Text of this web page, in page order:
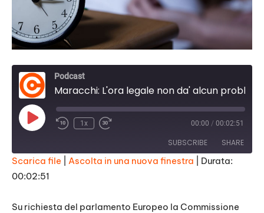
Podcast
Play
Episode
1x 00:00 / 00:02:51
SUBSCRIBE SHARE
SHARE
LINK
Scarica file Ascolta in una nuova finestra
Durata:
00:02:51
Su richiesta del parlamento Europeo la Commissione